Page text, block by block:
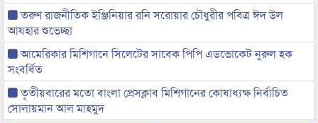
তরুণ রাজনীতিক ইঞ্জিনিয়ার রনি সরোয়ার চৌধুরীর পবিত্র ঈদ উল
আযহার শুভেচ্ছা
আমেরিকার মিশিগানে সিলেটের সাবেক পিপি এডভোকেট নুরুল হক
সংবর্ধিত
তৃতীয়বারের মতো বাংলা প্রেসক্লাব মিশিগানের কোষাধ্যক্ষ নির্বাচিত
সোলায়মান আল মাহমুদ